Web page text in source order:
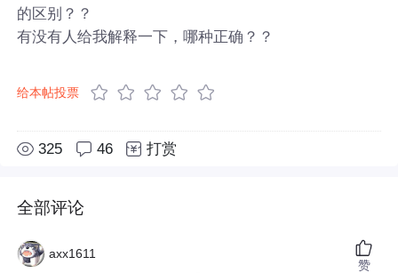
的区别？？
有没有人给我解释一下，哪种正确？？
给本帖投票
325 46 打赏
全部评论
axx1611
赞